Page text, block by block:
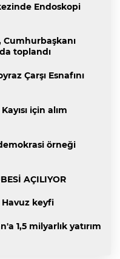
Endoskopi
toplandı
Çarşı Esnafını
için alım
örneği
AÇILIYOR
keyfi
1,5 milyarlık yatırım